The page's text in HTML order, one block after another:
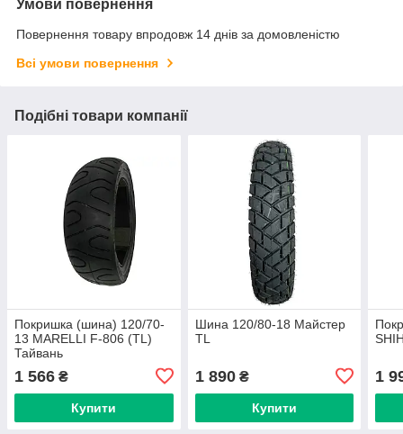
Умови повернення
Повернення товару впродовж 14 днів за домовленістю
Всі умови повернення
Подібні товари компанії
Покришка (шина) 120/70-
13 MARELLI F-806 (TL)
Тайвань
1 566 ₴
Купити
Шина 120/80-18 Майстер
TL
1 890₴
Купити
1